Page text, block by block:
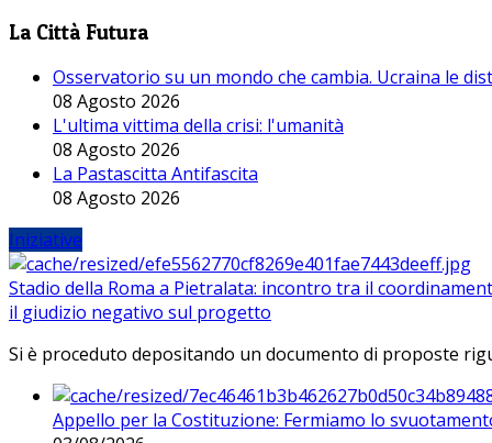
La Città Futura
Osservatorio su un mondo che cambia. Ucraina le
08 Agosto 2026
L'ultima vittima della crisi: l'umanità
08 Agosto 2026
La Pastascitta Antifascita
08 Agosto 2026
Iniziative
Stadio della Roma a Pietralata: incontro tra il
il giudizio negativo sul progetto
Si è proceduto depositando un documento di proposte
Appello per la Costituzione: Fermiamo lo